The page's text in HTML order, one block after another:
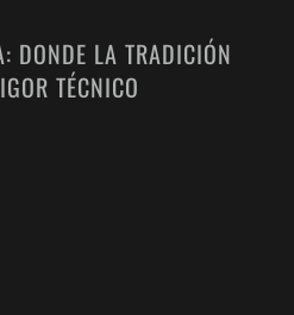
DONDE LA TRADICIÓN
TÉCNICO